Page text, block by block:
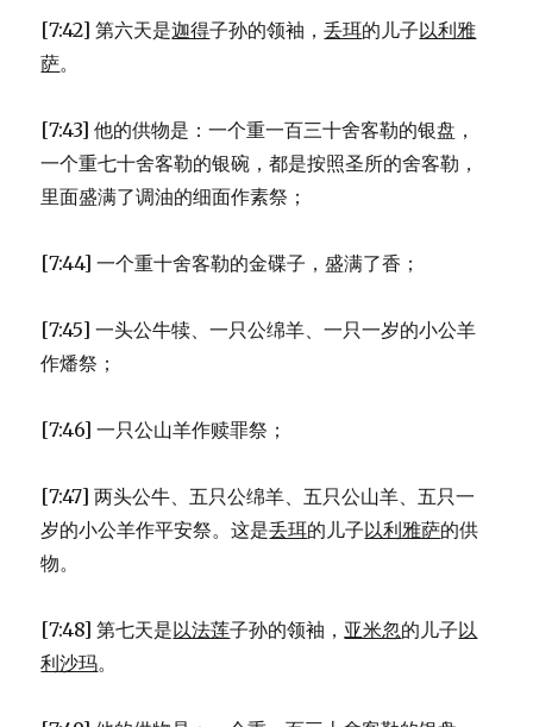
[7:42] 第六天是迦得子孙的领袖，丢珥的儿子以利雅
萨。
[7:43] 他的供物是：一个重一百三十舍客勒的银盘，
一个重七十舍客勒的银碗，都是按照圣所的舍客勒，
里面盛满了调油的细面作素祭；
[7:44] 一个重十舍客勒的金碟子，盛满了香；
[7:45] 一头公牛犊、一只公绵羊、一只一岁的小公羊
作燔祭；
[7:46] 一只公山羊作赎罪祭；
[7:47] 两头公牛、五只公绵羊、五只公山羊、五只一
岁的小公羊作平安祭。这是丢珥的儿子以利雅萨的供
物。
[7:48] 第七天是以法莲子孙的领袖， 亚米忽的儿子以
利沙玛。